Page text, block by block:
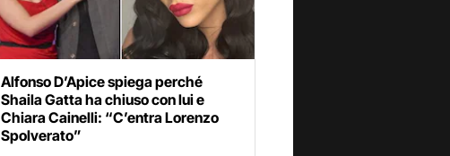
Alfonso D’Apice spiega perché
Shaila Gatta ha chiuso con lui e
Chiara Cainelli: “C’entra Lorenzo
Spolverato”